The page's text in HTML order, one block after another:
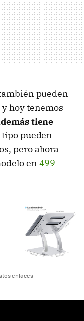
pueden
hoy tenemos
tiene
tipo pueden
pero ahora
en 499
enlaces